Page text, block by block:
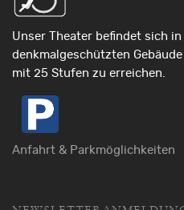
Unser Theater befindet sich
denkmalgeschützten
mit 25 Stufen zu erreichen.
Anfahrt & Parkmöglichkeiten